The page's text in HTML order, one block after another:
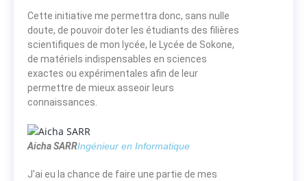
Cette initiative me permettra donc, sans nulle
doute, de pouvoir doter les étudiants des filières
scientifiques de mon lycée, le Lycée de Sokone,
de matériels indispensables en sciences
exactes ou expérimentales afin de leur
permettre de mieux asseoir leurs
connaissances.
Aicha SARRIngénieur en Informatique
J'ai eu la chance de faire une partie de mes